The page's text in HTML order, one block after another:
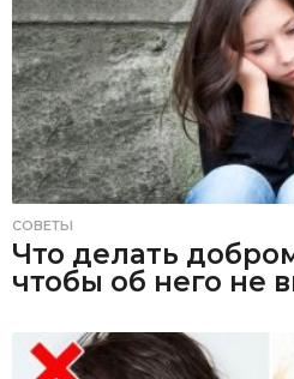
СОВЕТЫ
Что делать
чтобы об него не